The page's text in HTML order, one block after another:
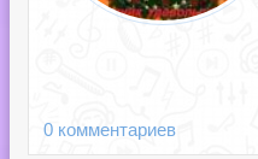
0 комментариев